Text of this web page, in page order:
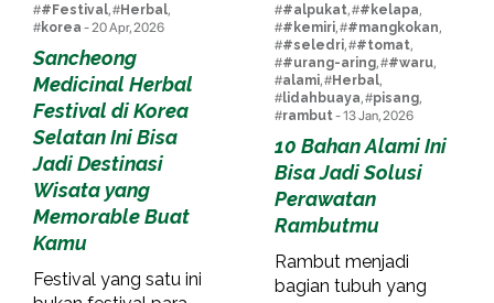
##Festival, #Herbal,
#korea - 20 Apr, 2026
Sancheong
Medicinal Herbal
Festival di Korea
Selatan Ini Bisa
Jadi Destinasi
Wisata yang
Memorable Buat
Kamu
Festival yang satu ini
##alpukat, ##kelapa,
##kemiri, ##mangkokan,
##seledri, ##tomat,
##urang-aring, ##waru,
#alami, #Herbal,
#lidahbuaya, #pisang,
#rambut- 13 Jan, 2026
10 Bahan Alami Ini
Bisa Jadi Solusi
Perawatan
Rambutmu
Rambut menjadi
bagian tubuh yang